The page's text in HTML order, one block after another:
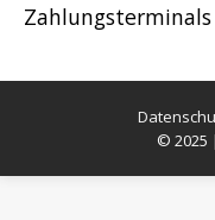
Zahlungsterminals
© 2025